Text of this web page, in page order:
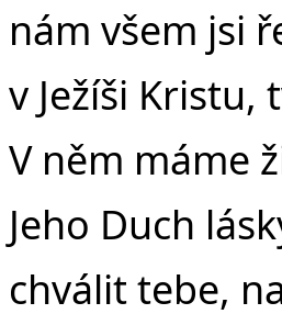
nám všem jsi
v Ježíši Kristu,
V něm máme
Jeho Duch
chválit tebe,